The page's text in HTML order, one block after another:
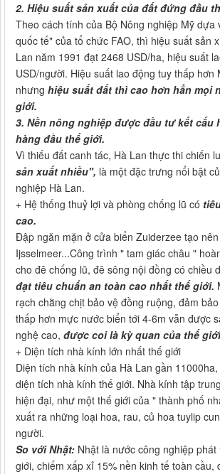
2. Hiệu suất sản xuất của đất đứng đầu
Theo cách tính của Bộ Nông nghiệp Mỹ dựa
quốc tế" của tổ chức FAO, thì hiệu suất sản
Lan năm 1991 đạt 2468 USD/ha, hiệu suất
USD/người. Hiệu suất lao động tuy thấp hơn
nhưng hiệu suất đất thì cao hơn hẳn mọi
giới.
3. Nền nông nghiệp được đầu tư kết cấu
hàng đầu thế giới.
Vì thiếu đất canh tác, Hà Lan thực thi chiến
sản xuất nhiều", là một đặc trưng nổi bật
nghiệp Hà Lan.
+ Hệ thống thuỷ lợi và phòng chống lũ có
cao.
Đập ngăn mặn ở cửa biển Zuiderzee tạo
Ijsselmeer...Công trình " tam giác châu "
cho đê chống lũ, đê sông nội đồng có chiều
đạt tiêu chuẩn an toàn cao nhất thế giới.
rạch chằng chịt bảo vệ đồng ruộng, đảm
thấp hơn mực nước biển tới 4-6m vẫn được
nghệ cao, được coi là kỳ quan của thế
+ Diện tích nhà kính lớn nhất thế giới
Diện tích nhà kính của Hà Lan gần
diện tích nhà kính thế giới. Nhà kính tập
hiện đại, như một thế giới của " thành phố
xuất ra những loại hoa, rau, củ hoa tuylip
người.
So với Nhật: Nhật là nước công nghiệp
giới, chiếm xấp xỉ 15% nền kinh tế toàn cầu,